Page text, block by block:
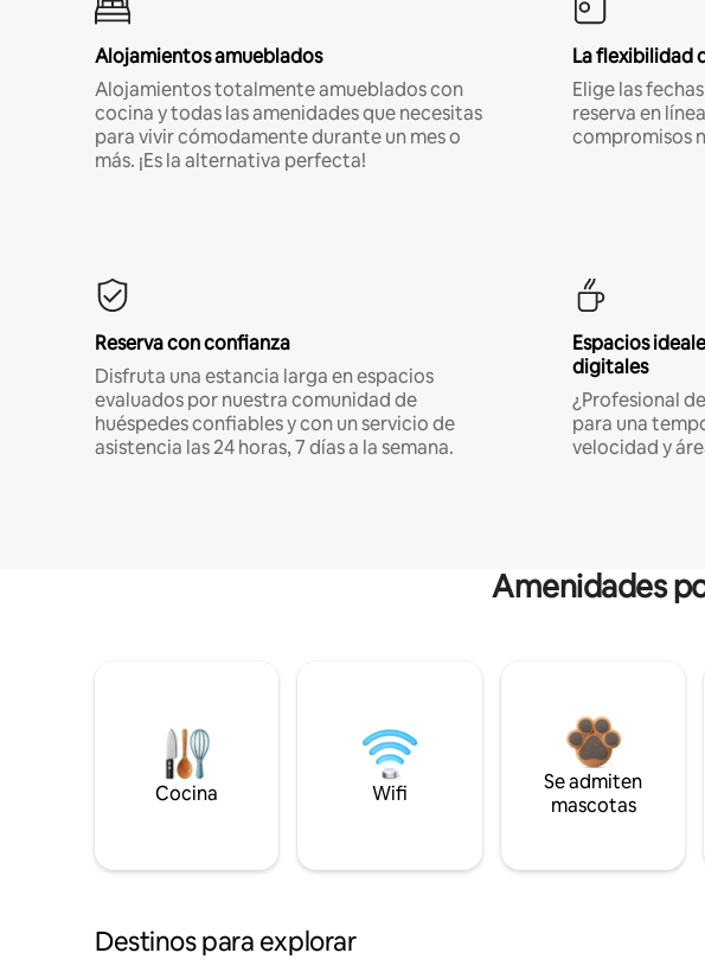
Alojamientos amueblados
Alojamientos totalmente amueblados con
cocina y todas las amenidades que necesitas
para vivir cómodamente durante un mes o
más. ¡Es la alternativa perfecta!
La flexibilidad
Elige las
reserva en
compromisos
Reserva con confianza
Disfruta una estancia larga en espacios
evaluados por nuestra comunidad de
huéspedes confiables y con un servicio de
asistencia las 24 horas, 7 días a la semana.
Espacios
digitales
¿Profesional
para una
velocidad y
Amenidades
Cocina Wifi
Se admiten
mascotas
Destinos para explorar